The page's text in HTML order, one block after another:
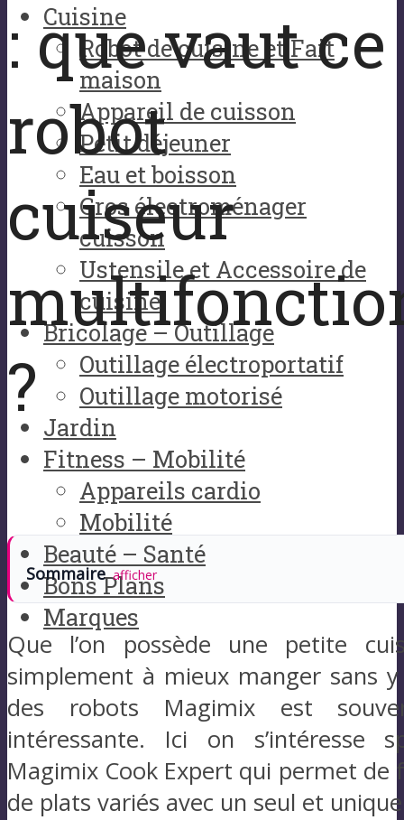
Cuisine
Robot de cuisine et Fait
maison
Appareil de cuisson
Petit déjeuner
Eau et boisson
Gros électroménager
cuisson
Ustensile et Accessoire de
cuisine
Bricolage – Outillage
Outillage électroportatif
Outillage motorisé
Jardin
Fitness – Mobilité
Appareils cardio
Mobilité
Beauté – Santé
Bons Plans
Marques
: que vaut ce
robot
cuiseur
?
Sommaire afficher
Que l’on possède une petite
simplement à mieux manger sans
des robots Magimix est
intéressante. Ici on s’intéresse
Magimix Cook Expert qui permet
de plats variés avec un seul et